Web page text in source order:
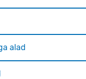
alad